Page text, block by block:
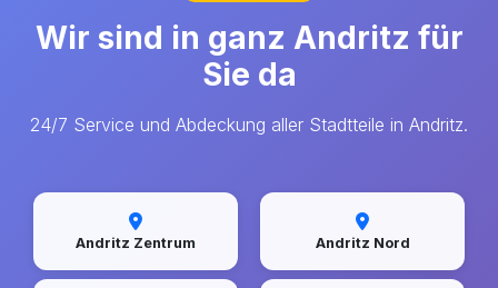
Wir sind in ganz Andritz für
Sie da
24/7 Service und Abdeckung aller Stadtteile in Andritz.
Andritz Zentrum Andritz Nord